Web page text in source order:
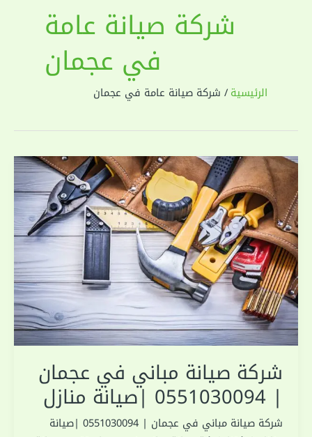
شركة صيانة عامة
في عجمان
الرئيسية شركة صيانة عامة في عجمان
شركة صيانة مباني في عجمان
| 0551030094 |صيانة منازل
شركة صيانة مباني في عجمان | 0551030094 |صيانة